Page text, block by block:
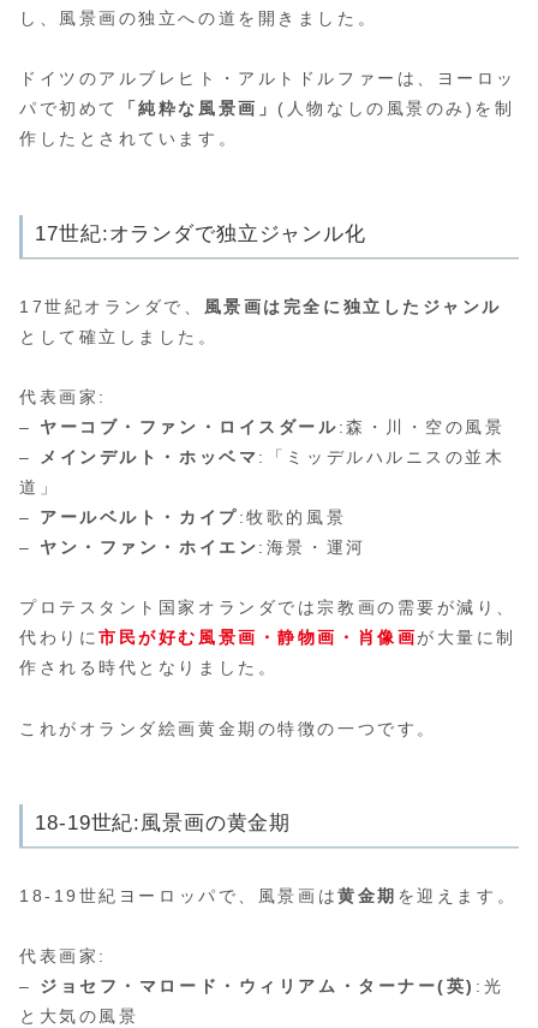
し、風景画の独立への道を開きました。
ドイツのアルブレヒト・アルトドルファーは、ヨーロッ
パで初めて
「純粋な風景画」 (人物なしの風景のみ)を制
作したとされています。
17世紀:オランダで独立ジャンル化
17世紀オランダで、 風景画は完全に独立したジャンル
として確立しました。
代表画家:
– ヤーコブ・ファン・ロイスダール:森・川・空の風景
– メインデルト・ホッベマ :「ミッデルハルニスの並木
道」
– アールベルト・カイプ:牧歌的風景
– ヤン・ファン・ホイエン:海景・運河
プロテスタント国家オランダでは宗教画の需要が減り、
代わりに市民が好む風景画・静物画・肖像画が大量に制
作される時代となりました。
これがオランダ絵画黄金期の特徴の一つです。
18-19世紀:風景画の黄金期
18-19世紀ヨーロッパで、風景画は黄金期 を迎えます。
代表画家:
– ジョセフ・マロード・ウィリアム・ターナー(英) :光
と大気の風景